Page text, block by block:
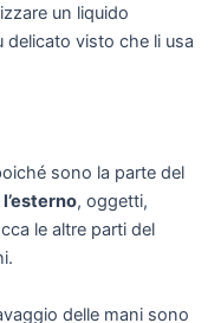
un liquido
visto che li usa
sono la parte del
, oggetti,
le altre parti del
delle mani sono